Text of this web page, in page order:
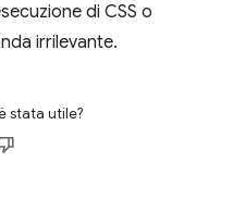
di CSS o
irrilevante.
stata utile?